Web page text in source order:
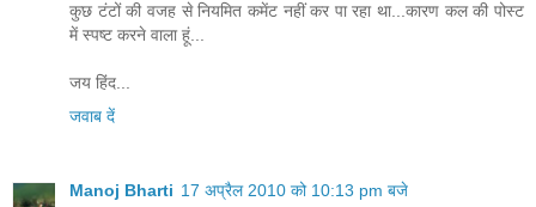
कुछ टंटों की वजह से नियमित कमेंट नहीं कर पा रहा था...कारण कल की पोस्ट
में स्पष्ट करने वाला हूं...
जय हिंद...
जवाब दें
Manoj Bharti 17 अप्रैल 2010 को 10:13 pm बजे